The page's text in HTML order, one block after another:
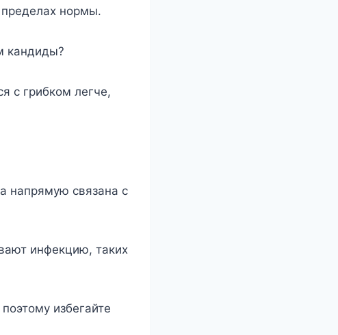
пределах нормы.
кандиды?
с грибком легче,
напрямую связана с
инфекцию, таких
избегайте